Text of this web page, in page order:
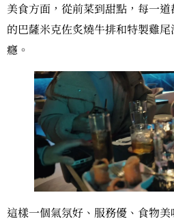
美食方面，從前菜到甜點，每一
的巴薩米克佐炙燒牛排和特製雞
癮。
這樣一個氣氛好、服務優、食物